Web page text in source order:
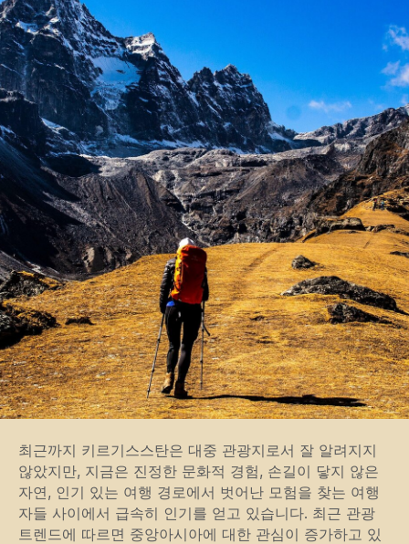
최근까지 키르기스스탄은 대중 관광지로서 잘 알려지지
않았지만, 지금은 진정한 문화적 경험, 손길이 닿지 않은
자연, 인기 있는 여행 경로에서 벗어난 모험을 찾는 여행
자들 사이에서 급속히 인기를 얻고 있습니다. 최근 관광
트렌드에 따르면 중앙아시아에 대한 관심이 증가하고 있